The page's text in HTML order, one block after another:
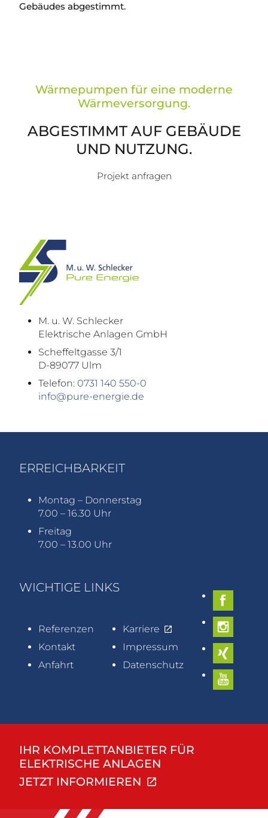
Gebäudes abgestimmt.
Wärmepumpen für eine moderne
Wärmeversorgung.
ABGESTIMMT AUF GEBÄUDE
UND NUTZUNG.
Projekt anfragen
M. u. W. Schlecker
Elektrische Anlagen GmbH
Scheffeltgasse 3/1
D-89077 Ulm
Telefon: 0731 140 550-0
info@pure-energie.de
ERREICHBARKEIT
Montag – Donnerstag
7.00 – 16.30 Uhr
Freitag
7.00 – 13.00 Uhr
WICHTIGE LINKS
Referenzen
Kontakt
Anfahrt
Karriere
Impressum
Datenschutz
IHR KOMPLETTANBIETER FÜR
ELEKTRISCHE ANLAGEN
JETZT INFORMIEREN